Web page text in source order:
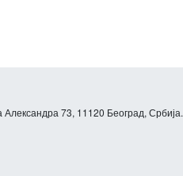
73, 11120 Београд, Србија.